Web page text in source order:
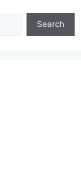
Search